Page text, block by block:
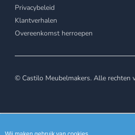
Privacybeleid
Klantverhalen
Overeenkomst herroepen
© Castilo Meubelmakers. Alle rechten